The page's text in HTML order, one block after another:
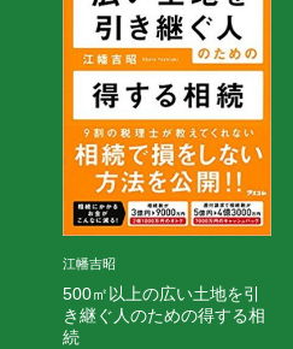
江幡吉昭
500㎡以上の広い土地を引
き継ぐ人のための得する相
続